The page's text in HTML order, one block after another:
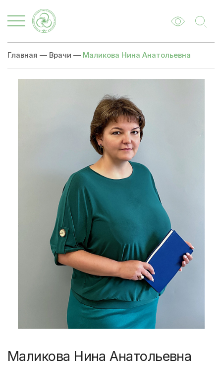
Главная — Врачи — Маликова Нина Анатольевна
Маликова Нина Анатольевна